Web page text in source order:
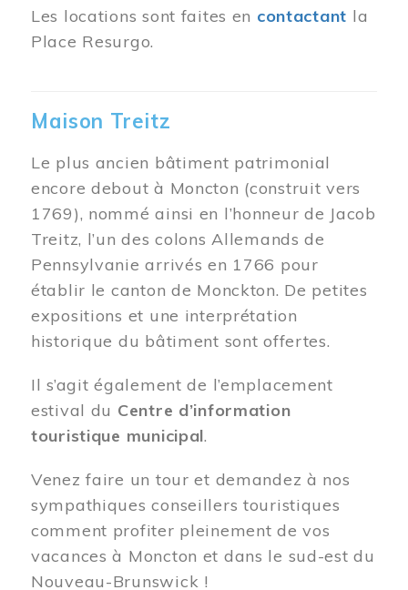
Les locations sont faites en contactant la
Place Resurgo.
Maison Treitz
Le plus ancien bâtiment patrimonial
encore debout à Moncton (construit vers
1769), nommé ainsi en l’honneur de Jacob
Treitz, l’un des colons Allemands de
Pennsylvanie arrivés en 1766 pour
établir le canton de Monckton. De petites
expositions et une interprétation
historique du bâtiment sont offertes.
Il s’agit également de l’emplacement
estival du Centre d’information
touristique municipal.
Venez faire un tour et demandez à nos
sympathiques conseillers touristiques
comment profiter pleinement de vos
vacances à Moncton et dans le sud-est du
Nouveau-Brunswick !